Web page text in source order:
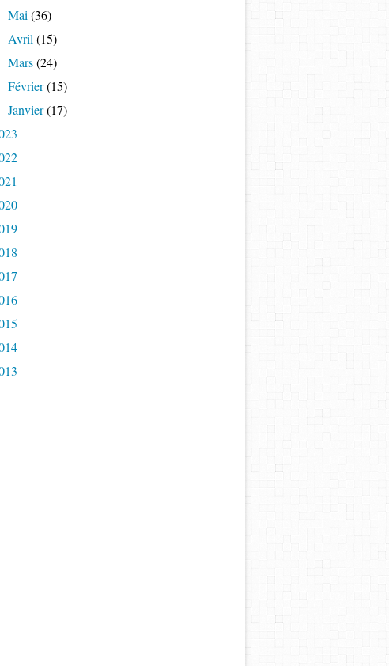
Mai (36)
Avril (15)
Mars(24)
Février(15)
Janvier(17)